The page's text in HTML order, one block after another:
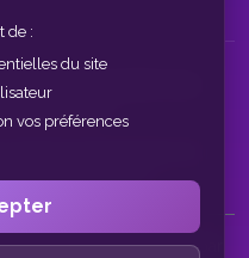
par tchat gratuit sans
réservés.
• Voyance gratuite par
de :
du site
vos préférences